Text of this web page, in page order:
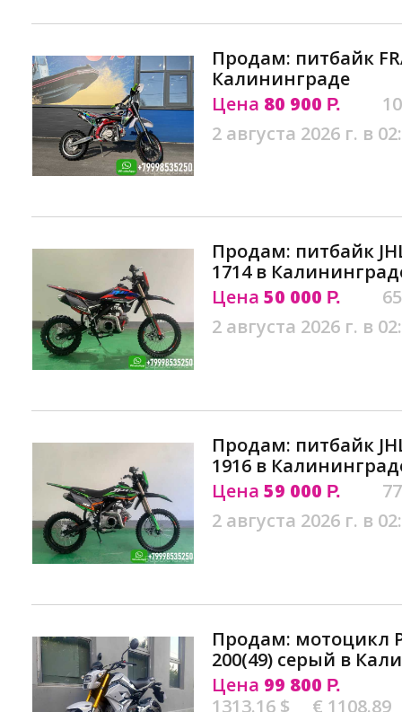
Продам: питбайк
Калининграде
Цена 80 900 Р.
2 августа 2026 г. в
Продам: питбайк
1714 в
Цена 50 000 Р.
2 августа 2026 г. в
Продам: питбайк
1916 в
Цена 59 000 Р.
2 августа 2026 г. в
Продам: мотоцикл
200(49) серый в
Цена 99 800 Р.
1313.16 $ € 1108.89